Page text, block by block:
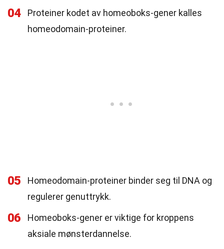
04
Proteiner kodet av homeoboks-gener kalles
homeodomain-proteiner.
05
Homeodomain-proteiner binder seg til DNA og
regulerer genuttrykk.
06
Homeoboks-gener er viktige for kroppens
aksiale mønsterdannelse.